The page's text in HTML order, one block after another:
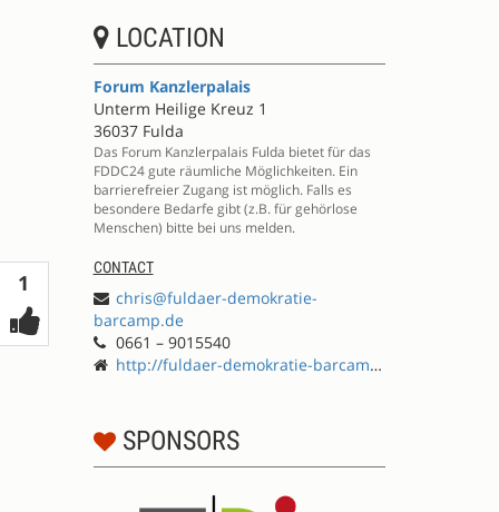
1
LOCATION
Forum Kanzlerpalais
Unterm Heilige Kreuz 1
36037 Fulda
Das Forum Kanzlerpalais Fulda bietet für das
FDDC24 gute räumliche Möglichkeiten. Ein
barrierefreier Zugang ist möglich. Falls es
besondere Bedarfe gibt (z.B. für gehörlose
Menschen) bitte bei uns melden.
CONTACT
chris@fuldaer-demokratie-
barcamp.de
0661 – 9015540
http://fuldaer-demokratie-barcamp.de
SPONSORS